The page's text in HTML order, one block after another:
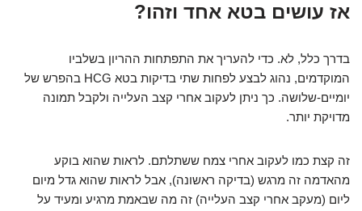
אז עושים בטא אחד וזהו?
בדרך כלל, לא. כדי להעריך את התפתחות ההריון בשלביו
המוקדמים, נהוג לבצע לפחות שתי בדיקות בטא HCG בהפרש של
יומיים-שלושה. כך ניתן לעקוב אחרי קצב העלייה ולקבל תמונה
מדויקת יותר.
זה קצת כמו לעקוב אחרי צמח ששתלתם. לראות שהוא בוקע
מהאדמה זה מרגש (בדיקה ראשונה), אבל לראות שהוא גדל מיום
ליום (מעקב אחרי קצב העלייה) זה מה שבאמת מרגיע ומעיד על